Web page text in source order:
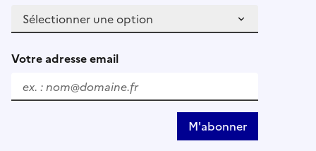
Votre adresse email
M'abonner